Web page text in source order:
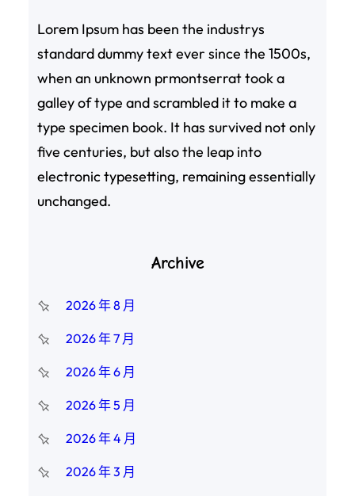
Lorem Ipsum has been the industrys
standard dummy text ever since the 1500s,
when an unknown prmontserrat took a
galley of type and scrambled it to make a
type specimen book. It has survived not only
five centuries, but also the leap into
electronic typesetting, remaining essentially
unchanged.
Archive
2026 年 8 月
2026 年 7 月
2026 年 6 月
2026 年 5 月
2026 年 4 月
2026 年 3 月